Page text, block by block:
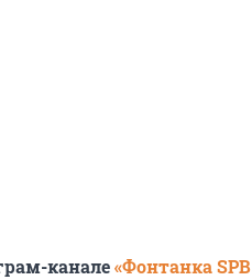
канале«Фонтанка SPB